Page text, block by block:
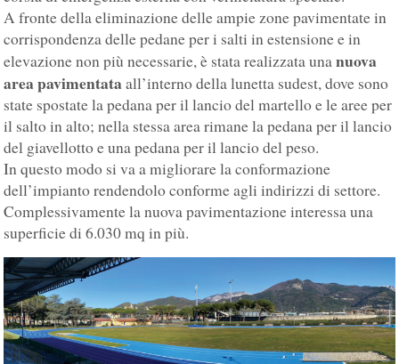
A fronte della eliminazione delle ampie zone pavimentate in
corrispondenza delle pedane per i salti in estensione e in
elevazione non più necessarie, è stata realizzata unanuova
area pavimentata all’interno della lunetta sudest, dove sono
state spostate la pedana per il lancio del martello e le aree per
il salto in alto; nella stessa area rimane la pedana per il lancio
del giavellotto e una pedana per il lancio del peso.
In questo modo si va a migliorare la conformazione
dell’impianto rendendolo conforme agli indirizzi di settore.
Complessivamente la nuova pavimentazione interessa una
superficie di 6.030 mq in più.